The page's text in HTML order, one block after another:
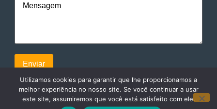
Utilizamos cookies para garantir que lhe proporcionamos a
melhor experiência no nosso site. Se você continuar a usar
este site, assumiremos que você está satisfeito com ele.